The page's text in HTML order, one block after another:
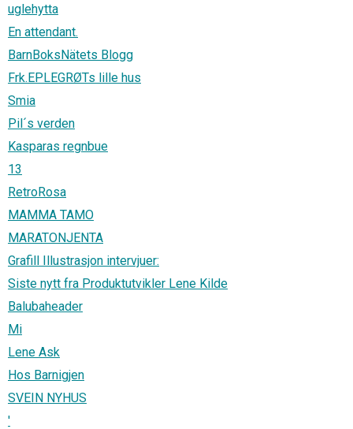
uglehytta
En attendant.
BarnBoksNätets Blogg
Frk.EPLEGRØTs lille hus
Smia
Pil´s verden
Kasparas regnbue
13
RetroRosa
MAMMA TAMO
MARATONJENTA
Grafill Illustrasjon intervjuer:
Siste nytt fra Produktutvikler Lene Kilde
Balubaheader
Mi
Lene Ask
Hos Barnigjen
SVEIN NYHUS
'